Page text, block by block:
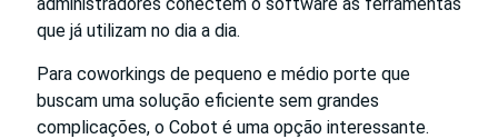
que já utilizam no dia a dia.
Para coworkings de pequeno e médio porte que
buscam uma solução eficiente sem grandes
complicações, o Cobot é uma opção interessante.